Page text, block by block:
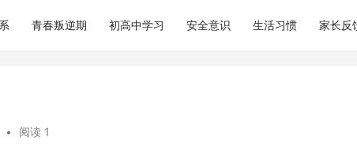
青春叛逆期 初高中学习 安全意识 生活习惯 家长反
• 阅读 1